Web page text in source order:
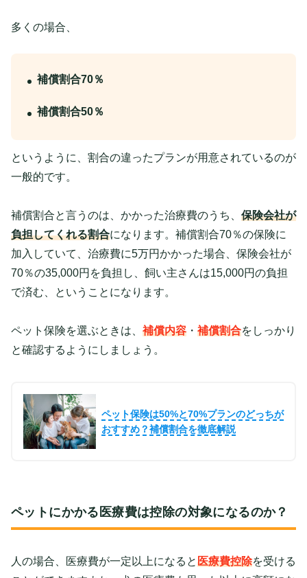
多くの場合、
補償割合70％
補償割合50％
というように、割合の違ったプランが用意されているのが
一般的です。
補償割合と言うのは、かかった治療費のうち、 保険会社が
負担してくれる割合になります。補償割合70％の保険に
加入していて、治療費に5万円かかった場合、保険会社が
70％の35,000円を負担し、飼い主さんは15,000円の負担
で済む、ということになります。
ペット保険を選ぶときは、 補償内容 ・ 補償割合をしっかり
と確認するようにしましょう。
ペット保険は50%と70%プランのどっちが
おすすめ？補償割合を徹底解説
ペットにかかる医療費は控除の対象になるのか？
人の場合、医療費が一定以上になると医療費控除を受ける